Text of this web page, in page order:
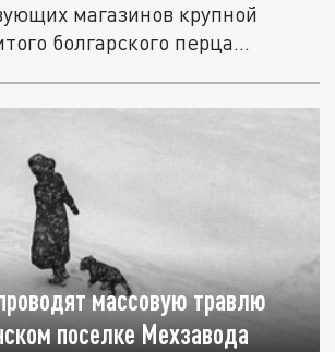
магазинов крупной
болгарского перца...
массовую травлю
поселке Мехзавода